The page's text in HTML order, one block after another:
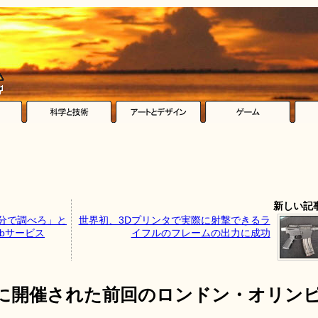
で調べろ」と
サービス
新しい記
世界初、3Dプリンタで実際に射撃できるラ
イフルのフレームの出力に成功
開催された前回のロンドン・オリン